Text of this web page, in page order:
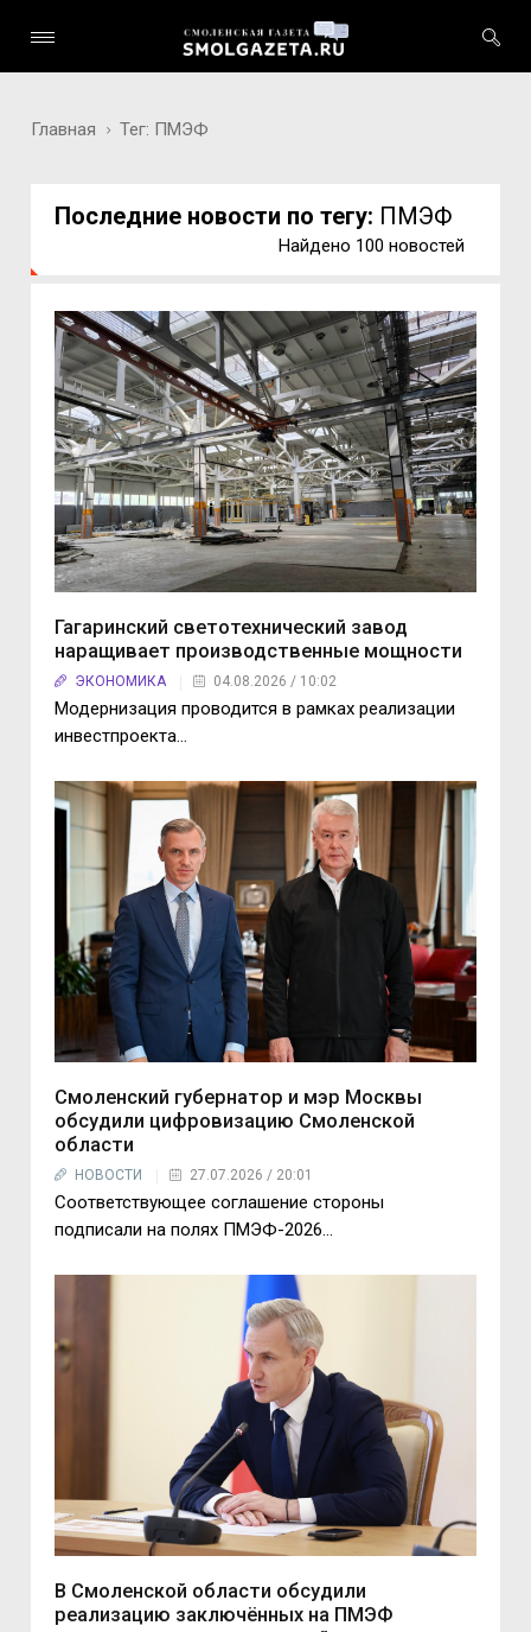
Главная Тег: ПМЭФ
Последние новости по тегу: ПМЭФ
Найдено 100 новостей
Гагаринский светотехнический завод
наращивает производственные мощности
ЭКОНОМИКА 04.08.2026 / 10:02
Модернизация проводится в рамках реализации
инвестпроекта…
Смоленский губернатор и мэр Москвы
обсудили цифровизацию Смоленской
области
НОВОСТИ 27.07.2026 / 20:01
Соответствующее соглашение стороны
подписали на полях ПМЭФ-2026...
В Смоленской области обсудили
реализацию заключённых на ПМЭФ